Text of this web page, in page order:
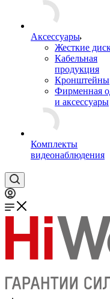
Аксессуары
Жесткие
Кабельная
продукция
Кронштейны
Фирменная
и аксессуары
Комплекты
видеонаблюдения